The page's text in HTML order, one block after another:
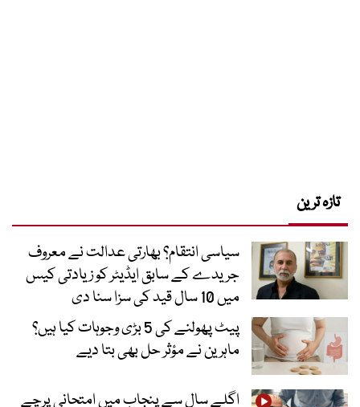
تازہ ترین
سیاسی انتقام؟ بھارتی عدالت نے معروف
جریدے کے سابق ایڈیٹر کو زیادتی کیس
میں 10 سال قید کی سزا سنا دی
پیٹ پھولنے کی 5 بڑی وجوہات کیا ہیں؟
ماہرین نے مؤثر حل بھی بتا دیے
اگلے سال سے پنجاب میں امتحانی پرچے